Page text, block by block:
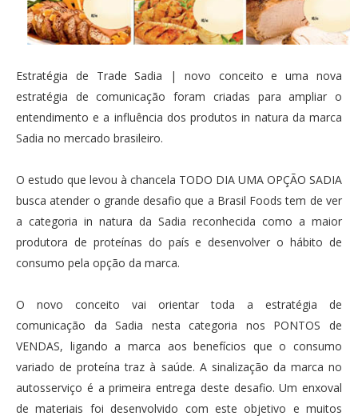
Estratégia de Trade Sadia | novo conceito e uma nova
estratégia de comunicação foram criadas para ampliar o
entendimento e a influência dos produtos in natura da marca
Sadia no mercado brasileiro.
O estudo que levou à chancela TODO DIA UMA OPÇÃO SADIA
busca atender o grande desafio que a Brasil Foods tem de ver
a categoria in natura da Sadia reconhecida como a maior
produtora de proteínas do país e desenvolver o hábito de
consumo pela opção da marca.
O novo conceito vai orientar toda a estratégia de
comunicação da Sadia nesta categoria nos PONTOS de
VENDAS, ligando a marca aos benefícios que o consumo
variado de proteína traz à saúde. A sinalização da marca no
autosserviço é a primeira entrega deste desafio. Um enxoval
de materiais foi desenvolvido com este objetivo e muitos